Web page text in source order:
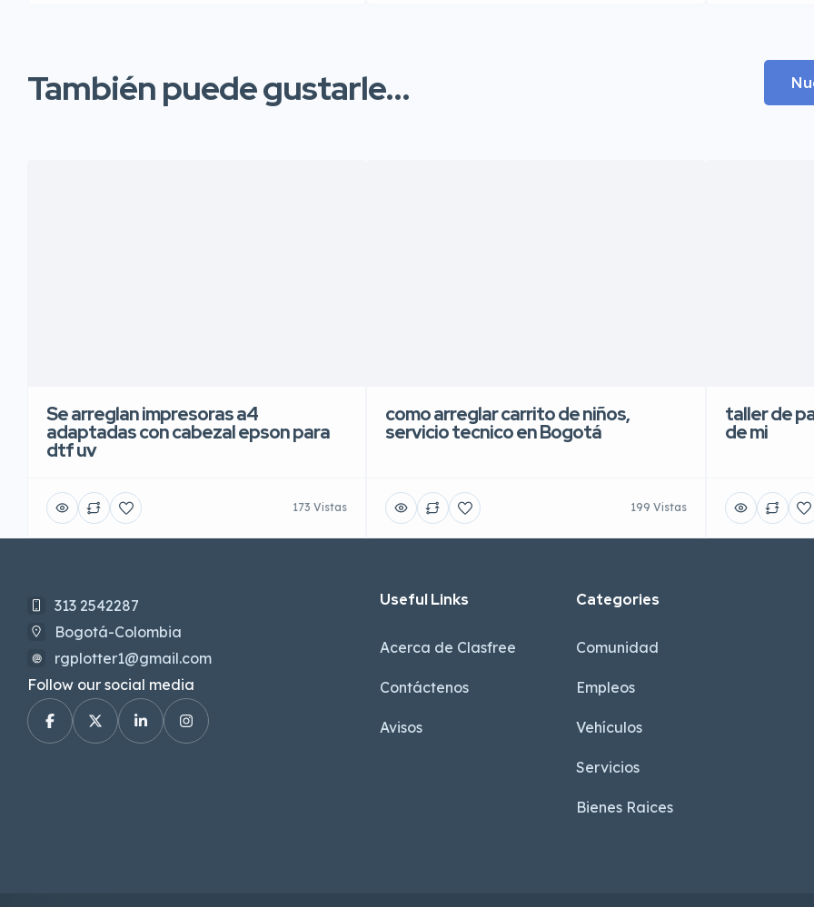
También puede gustarle...
Se arreglan impresoras a4
adaptadas con cabezal epson para
dtf uv
173 Vistas
como arreglar carrito de niños,
servicio tecnico en Bogotá
199 Vistas
taller de
de mi
313 2542287
Bogotá-Colombia
rgplotter1@gmail.com
Follow our social media
Useful Links
Acerca de Clasfree
Contáctenos
Avisos
Categories
Comunidad
Empleos
Vehículos
Servicios
Bienes Raices